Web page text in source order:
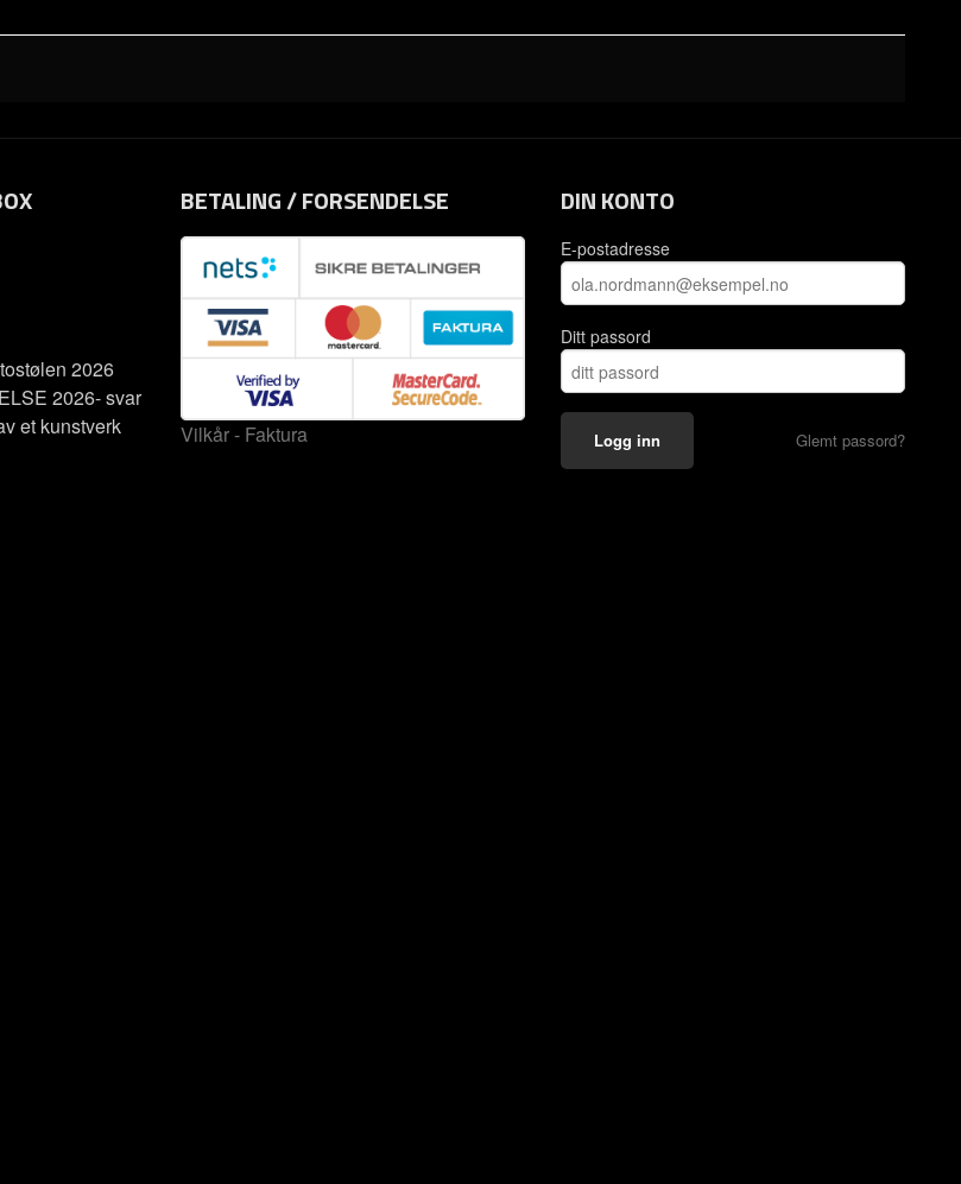
2026
2026- svar
et kunstverk
BETALING / FORSENDELSE
Vilkår - Faktura
DIN KONTO
E-postadresse
Ditt passord
Glemt passord?